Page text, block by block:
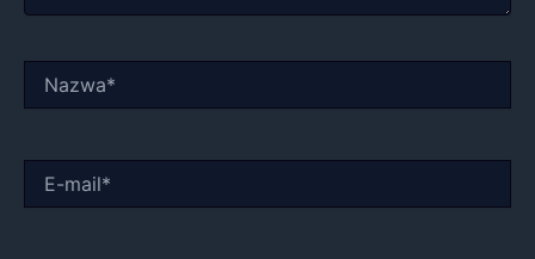
mail*